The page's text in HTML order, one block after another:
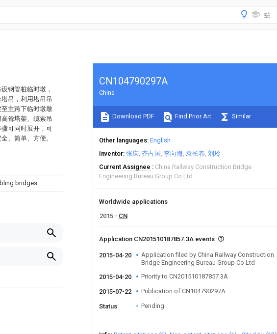
钢管桩临时墩，
吊，利用塔吊吊
主跨下临时墩墩
耸塔架、缆索吊
可同时展开，可
、简单、方便。
bridges
CN104790297A
China
Download PDF Find Prior Art Similar
Other languages English
Inventor 张庆 齐占国 李向海 袁长春 刘玲
Current Assignee
China Railway Construction Bridge
Engineering Bureau Group Co Ltd
Worldwide applications
2015
CN
Application CN201510187857.3A events
2015-04-20
Application filed by China Railway Construction
Bridge Engineering Bureau Group Co Ltd
2015-04-20
Priority to CN201510187857.3A
2015-07-22 Publication of CN104790297A
Status Pending